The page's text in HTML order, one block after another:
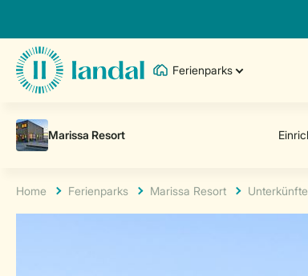
Ferienparks
Home Ferienparks Marissa Resort Unterkünfte